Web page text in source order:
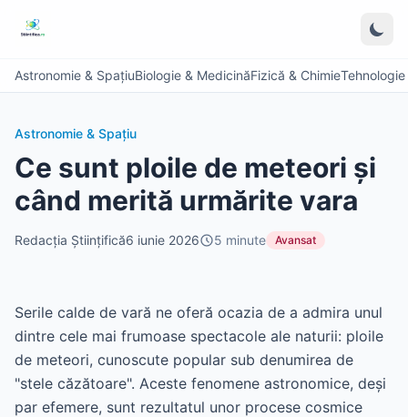
Astronomie & SpațiuBiologie & MedicinăFizică & Chimie
Astronomie & Spațiu
Ce sunt ploile de meteori și
când merită urmărite vara
Redacția Științifică6 iunie 2026 5 minute Avansat
Serile calde de vară ne oferă ocazia de a admira unul
dintre cele mai frumoase spectacole ale naturii: ploile
de meteori, cunoscute popular sub denumirea de
"stele căzătoare". Aceste fenomene astronomice, deși
par efemere, sunt rezultatul unor procese cosmice